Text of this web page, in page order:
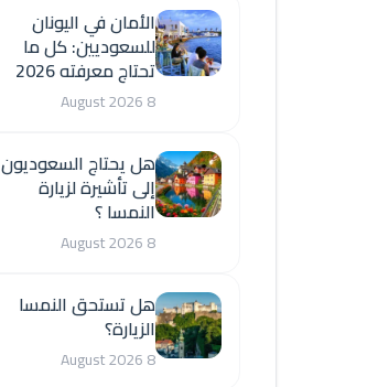
الأمان في اليونان
للسعوديين: كل ما
تحتاج معرفته 2026
8 August 2026
هل يحتاج السعوديون
إلى تأشيرة لزيارة
النمسا ؟
8 August 2026
هل تستحق النمسا
الزيارة؟
8 August 2026